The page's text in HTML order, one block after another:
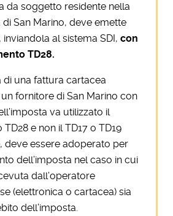
da soggetto residente nella
di San Marino, deve emette
al sistema SDI, con
TD28.
di una fattura cartacea
fornitore di San Marino con
va utilizzato il
e non il TD17 o TD19
deve essere adoperato per
dell’imposta nel caso in cui
dall’operatore
(elettronica o cartacea) sia
dell’imposta.